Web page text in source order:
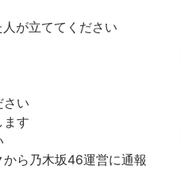
が立ててください
さい
ます
ら乃木坂46運営に通報